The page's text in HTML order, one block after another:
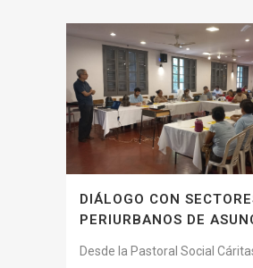
DIÁLOGO CON
PERIURBANOS DE
Desde la Pastoral Social